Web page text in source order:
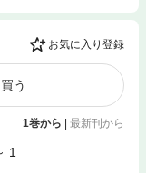
お気に入り登録
う
1巻から 最新刊から
1